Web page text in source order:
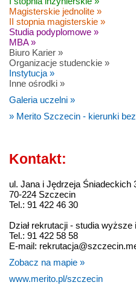
Magisterskie jednolite »
II stopnia magisterskie »
Studia podyplomowe »
MBA »
Biuro Karier »
Organizacje studenckie »
Instytucja »
Inne ośrodki »
Galeria uczelni »
» Merito Szczecin - kierunki
Kontakt:
ul. Jana i Jędrzeja Śniadeckich
70-224 Szczecin
Tel.: 91 422 46 30
Dział rekrutacji - studia wyższe
Tel.: 91 422 58 58
E-mail:
Zobacz na mapie »
www.merito.pl/szczecin